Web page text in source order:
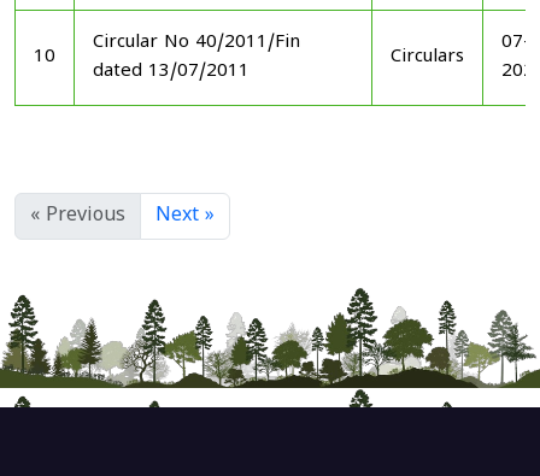
10
Circular No 40/2011/Fin
dated 13/07/2011
Circulars
07-
« Previous Next »